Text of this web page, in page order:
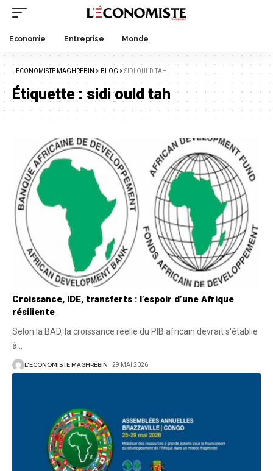
Economie Entreprise Monde
LECONOMISTE MAGHREBIN > BLOG > SIDI OULD TAH
Étiquette :sidi ould tah
Croissance, IDE, transferts : l’espoir d’une Afrique
résiliente
Selon la BAD, la croissance réelle du PIB africain devrait s'établie
à
L'ECONOMISTE MAGHRÉBIN 29 MAI 2026